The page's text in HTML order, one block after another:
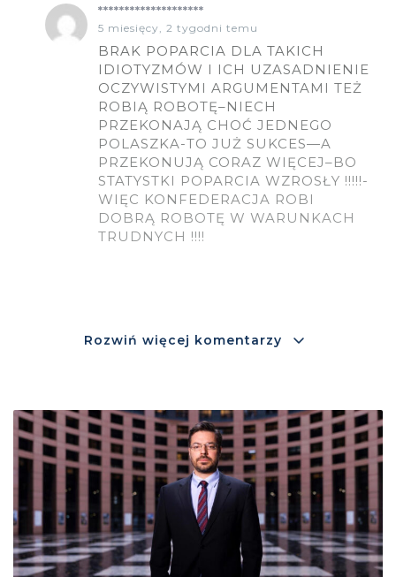
********************
5 miesięcy, 2 tygodni temu
BRAK POPARCIA DLA TAKICH
IDIOTYZMÓW I ICH UZASADNIENIE
OCZYWISTYMI ARGUMENTAMI TEŻ
ROBIĄ ROBOTĘ–NIECH
PRZEKONAJĄ CHOĆ JEDNEGO
POLASZKA-TO JUŻ SUKCES—A
PRZEKONUJĄ CORAZ WIĘCEJ–BO
STATYSTKI POPARCIA WZROSŁY !!!!!-
WIĘC KONFEDERACJA ROBI
DOBRĄ ROBOTĘ W WARUNKACH
TRUDNYCH !!!!
Rozwiń więcej komentarzy